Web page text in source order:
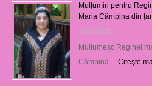
Mulțumiri pentru
Maria Câmpina din
22/05/2025
Mulţumesc Reginei
Câmpina … Citeşte